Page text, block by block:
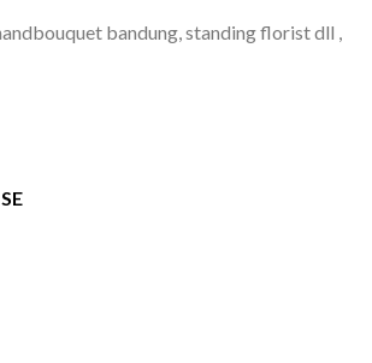
bandung, standing florist dll ,